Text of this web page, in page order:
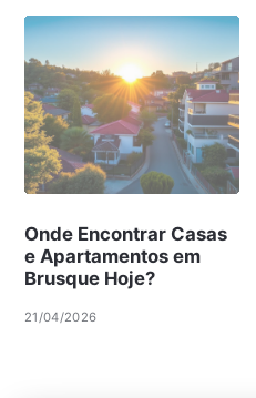
Onde Encontrar Casas
e Apartamentos em
Brusque Hoje?
21/04/2026